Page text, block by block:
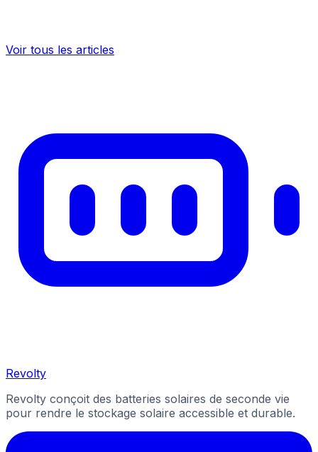
Voir tous les articles
Revolty
Revolty conçoit des batteries solaires de seconde vie
pour rendre le stockage solaire accessible et durable.